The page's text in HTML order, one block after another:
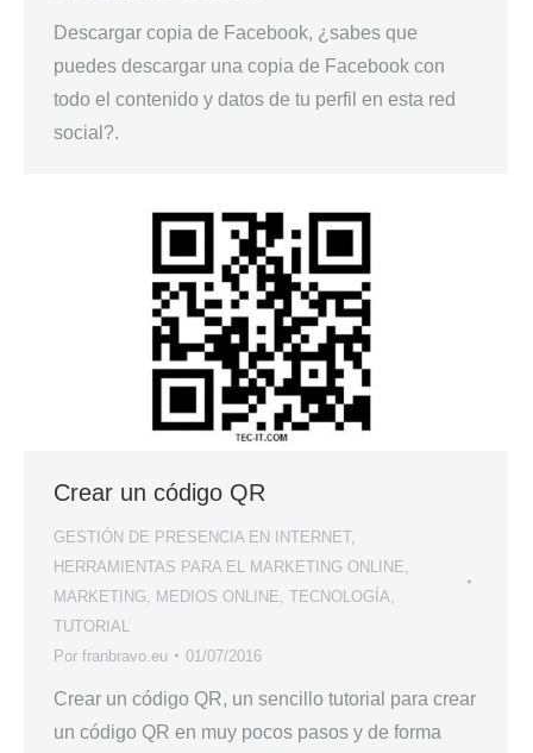
Descargar copia de Facebook, ¿sabes que
puedes descargar una copia de Facebook con
todo el contenido y datos de tu perfil en esta red
social?.
Crear un código QR
GESTIÓN DE PRESENCIA EN INTERNET,
HERRAMIENTAS PARA EL MARKETING ONLINE
MARKETING
MEDIOS ONLINE TECNOLOGÍA
TUTORIAL
Por franbravo.eu 01/07/2016
Crear un código QR, un sencillo tutorial para crear
un código QR en muy pocos pasos y de forma